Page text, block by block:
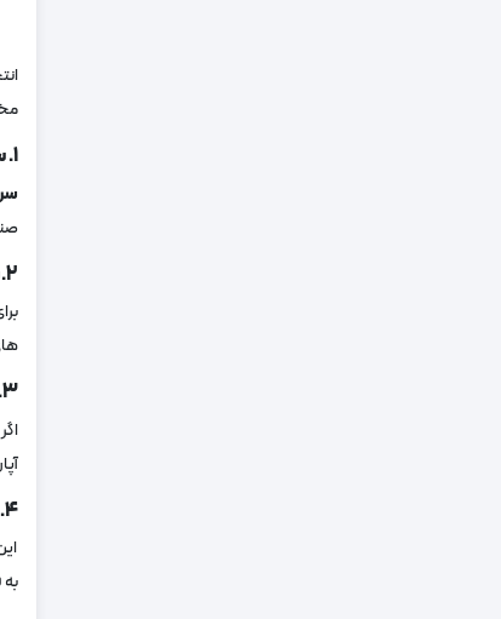
۱. سرویس ناهار خوری مدرن
۲. سرویس ناهار خوری کلاسیک
۳. سرویس ناهار خوری کمجا و تاشو
۴. سرویس ناهار خوری ترکیبی